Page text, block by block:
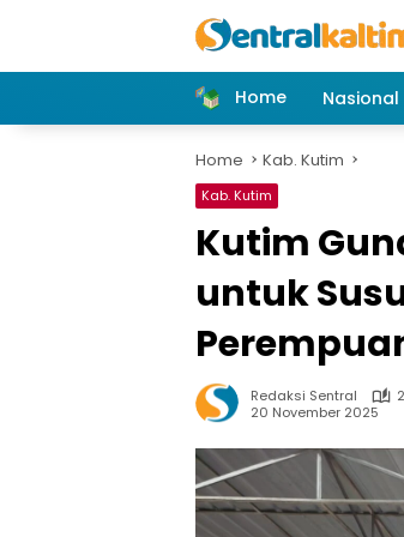
Home
Nasional
Home Kab. Kutim
Kab. Kutim
Kutim
untuk
Redaksi Sentral
20 November 2025